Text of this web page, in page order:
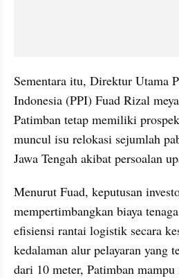
Sementara itu, Direktur Utama
Indonesia (PPI) Fuad Rizal
Patimban tetap memiliki
muncul isu relokasi sejumlah
Jawa Tengah akibat persoalan
Menurut Fuad, keputusan
mempertimbangkan biaya
efisiensi rantai logistik secara
kedalaman alur pelayaran yang
dari 10 meter, Patimban